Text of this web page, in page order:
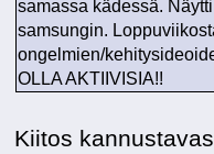
samassa kädessä.
samsungin.
ongelmien/
OLLA AKTIIVISIA!!
Kiitos